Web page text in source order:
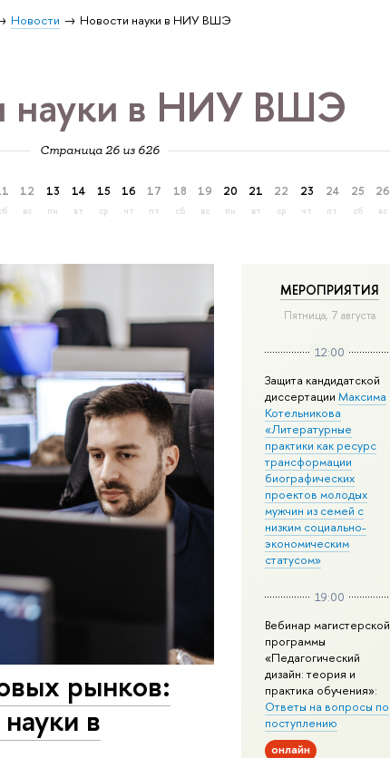
Новости Новости науки в НИУ ВШЭ
науки в НИУ ВШЭ
Страница 26 из 626
12
вс
13
пн
14
вт
15
ср
16
чт
17
пт
18
сб
19
вс
20
пн
21
вт
22
ср
23
чт
24
пт
25
сб
26
вс
МЕРОПРИЯТИЯ
Пятница, 7 августа
12:00
Защита кандидатской
диссертации Максима
Котельникова
«Литературные
практики как ресурс
трансформации
биографических
проектов молодых
мужчин из семей с
низким социально-
экономическим
статусом»
19:00
Вебинар магистерской
программы
«Педагогический
дизайн: теория и
практика обучения»:
Ответы на вопросы по
поступлению
онлайн
рынков:
в